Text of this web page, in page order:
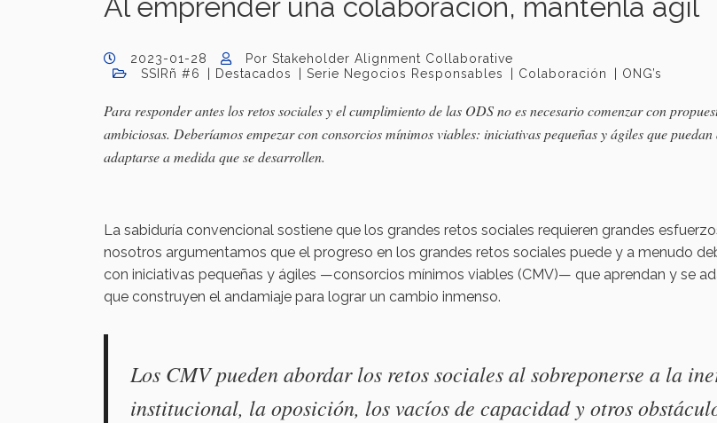
Al emprender una colaboración, manténla ágil
2023-01-28
Por Stakeholder Alignment Collaborative
SSIRñ #6
Destacados Serie Negocios Responsables Colaboración ONG’s
Para responder antes los retos sociales y el cumplimiento de las ODS no es necesario comenzar con
ambiciosas. Deberíamos empezar con consorcios mínimos viables: iniciativas pequeñas y ágiles que
adaptarse a medida que se desarrollen.
La sabiduría convencional sostiene que los grandes retos sociales requieren grandes
nosotros argumentamos que el progreso en los grandes retos sociales puede y a menudo
con iniciativas pequeñas y ágiles —consorcios mínimos viables (CMV)— que aprendan y se
que construyen el andamiaje para lograr un cambio inmenso.
Los CMV pueden abordar los retos sociales al sobreponerse a la
institucional, la oposición, los vacíos de capacidad y otros